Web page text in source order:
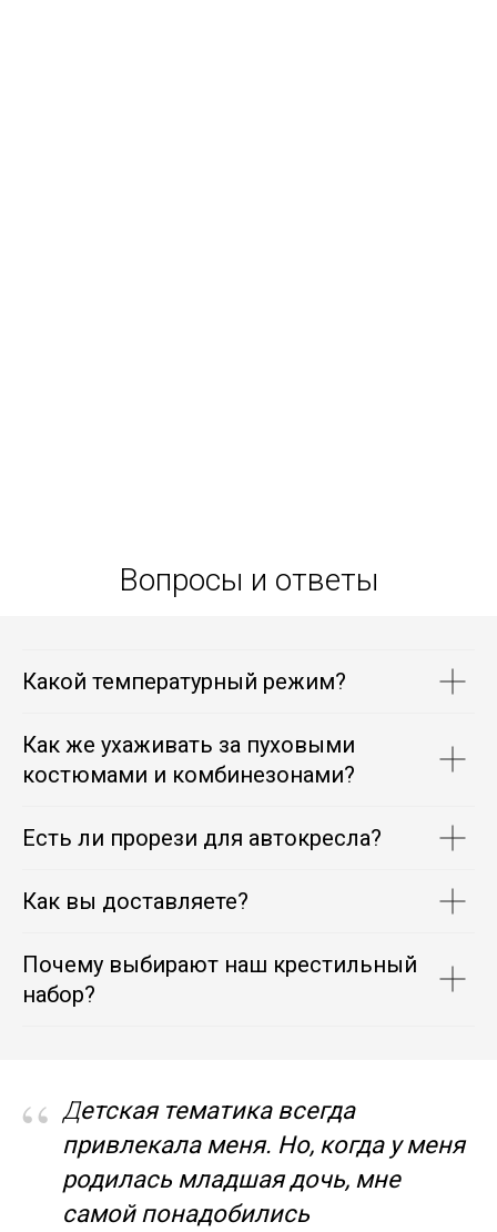
Вопросы и ответы
Какой температурный режим?
Как же ухаживать за пуховыми
костюмами и комбинезонами?
Есть ли прорези для автокресла?
Как вы доставляете?
Почему выбирают наш крестильный
набор?
“ Детская тематика всегда
привлекала меня. Но, когда у меня
родилась младшая дочь, мне
самой понадобились